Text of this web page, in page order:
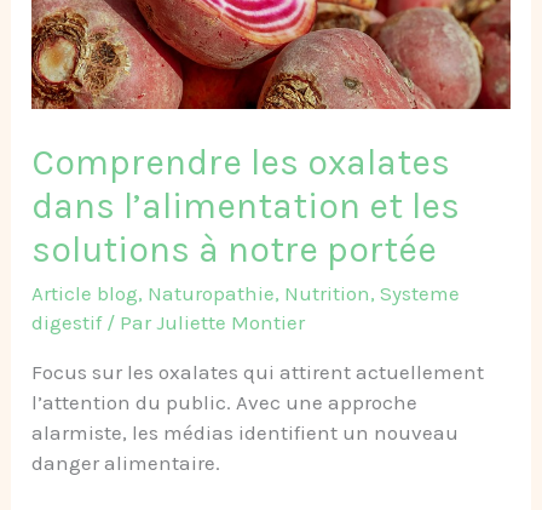
Comprendre les oxalates
dans l’alimentation et les
solutions à notre portée​
Article blog, Naturopathie, Nutrition,Systeme
digestif/ ParJuliette Montier
Focus sur les oxalates qui attirent actuellement
l’attention du public. Avec une approche
alarmiste, les médias identifient un nouveau
danger alimentaire.
solutions
à
notre
portée​